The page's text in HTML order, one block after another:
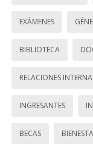
EXÁMENES
BIBLIOTECA
RELACIONES
INGRESANTES
BECAS